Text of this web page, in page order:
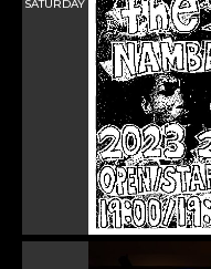
SATURDAY